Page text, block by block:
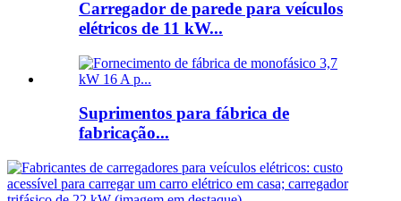
Carregador de parede para veículos
elétricos de 11 kW...
Suprimentos para fábrica de
fabricação...